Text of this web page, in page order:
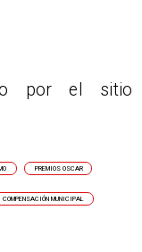
por el sitio
PREMIOS OSCAR
COMPENSACIÓN MUNICIPAL